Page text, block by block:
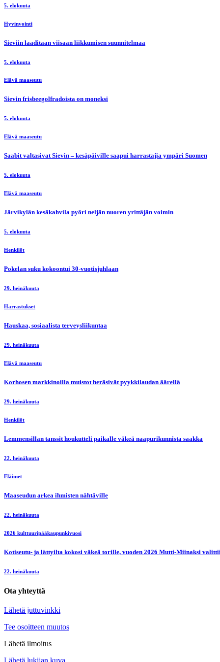
5. elokuuta
Hyvinvointi
Sieviin laaditaan viisaan liikkumisen suunnitelmaa
5. elokuuta
Elävä maaseutu
Sievin frisbeegolfradoista on moneksi
5. elokuuta
Elävä maaseutu
Saabit valtasivat Sievin – kesäpäiville saapui harrastajia ympäri Suomen
5. elokuuta
Elävä maaseutu
Järvikylän kesäkahvila pyöri neljän nuoren yrittäjän voimin
5. elokuuta
Henkilöt
Pokelan suku kokoontui 30-vuotisjuhlaan
29. heinäkuuta
Harrastukset
Hauskaa, sosiaalista terveysliikuntaa
29. heinäkuuta
Elävä maaseutu
Korhosen markkinoilla muistot heräsivät pyykkilaudan äärellä
29. heinäkuuta
Henkilöt
Lemmensillan tanssit houkutteli paikalle väkeä naapurikunnista saakka
22. heinäkuuta
Eläimet
Maaseudun arkea ihmisten nähtäville
22. heinäkuuta
2026 kulttuuripääkaupunkivuosi
Kotiseutu- ja lättyilta kokosi väkeä torille, vuoden 2026 Mutti-Miinaksi
22. heinäkuuta
Ota yhteyttä
Lähetä juttuvinkki
Tee osoitteen muutos
Lähetä ilmoitus
Lähetä lukijan kuva